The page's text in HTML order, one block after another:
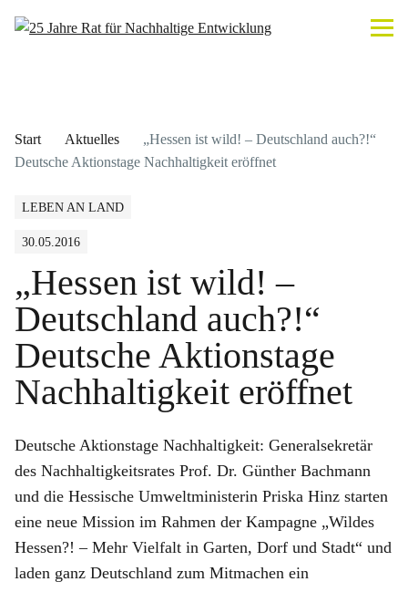
Start Aktuelles
„Hessen ist wild! – Deutschland auch?!“
Deutsche Aktionstage Nachhaltigkeit eröffnet
LEBEN AN LAND
30.05.2016
„Hessen ist wild! –
Deutschland auch?!“
Deutsche Aktionstage
Nachhaltigkeit eröffnet
Deutsche Aktionstage Nachhaltigkeit: Generalsekretär
des Nachhaltigkeitsrates Prof. Dr. Günther Bachmann
und die Hessische Umweltministerin Priska Hinz starten
eine neue Mission im Rahmen der Kampagne „Wildes
Hessen?! – Mehr Vielfalt in Garten, Dorf und Stadt“ und
laden ganz Deutschland zum Mitmachen ein